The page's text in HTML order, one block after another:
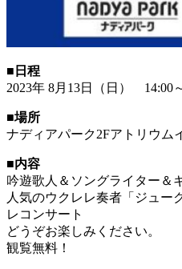
■日程
2023年 8月13日（日） 14:00
■場所
ナディアパーク2Fアトリウム
■内容
吟遊歌人＆ソングライター＆
人気のウクレレ奏者「ジュー
レコンサート
どうぞお楽しみください。
観覧無料！